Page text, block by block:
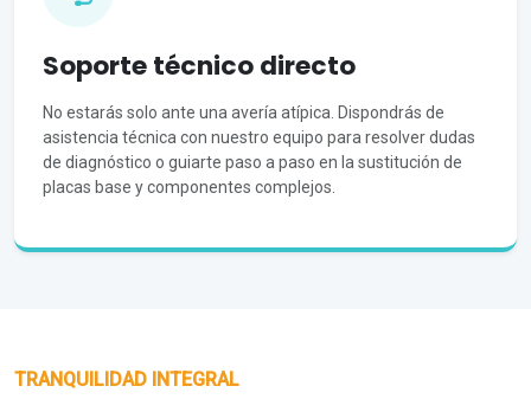
Soporte técnico directo
No estarás solo ante una avería atípica. Dispondrás de
asistencia técnica con nuestro equipo para resolver dudas
de diagnóstico o guiarte paso a paso en la sustitución de
placas base y componentes complejos.
TRANQUILIDAD INTEGRAL